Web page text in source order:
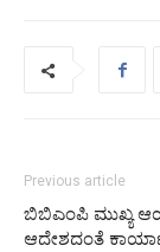
Previous article
ಬಿಬಿಎಂಪಿ ಮುಖ್ಯ
ಆದೇಶದಂತೆ